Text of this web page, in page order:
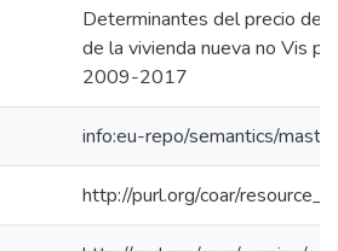
Determinantes del precio de
de la vivienda nueva no Vis
2009-2017
info:eu-repo/semantics/
http://purl.org/coar/